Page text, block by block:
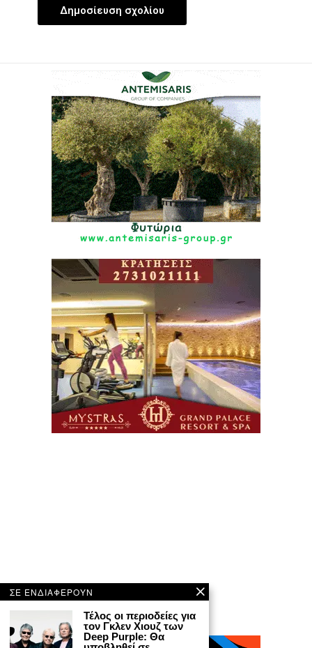
ΣΕ ΕΝΔΙΑΦΕΡΟΥΝ
Τέλος οι περιοδείες για
τον Γκλεν Χιουζ των
Deep Purple: Θα